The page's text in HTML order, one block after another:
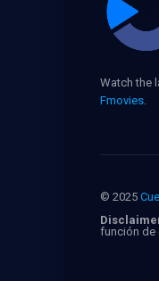
Watch the
Fmovies
© 2025
función de